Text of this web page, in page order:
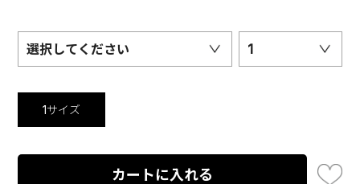
選択してください 1
1サイズ
カートに入れる